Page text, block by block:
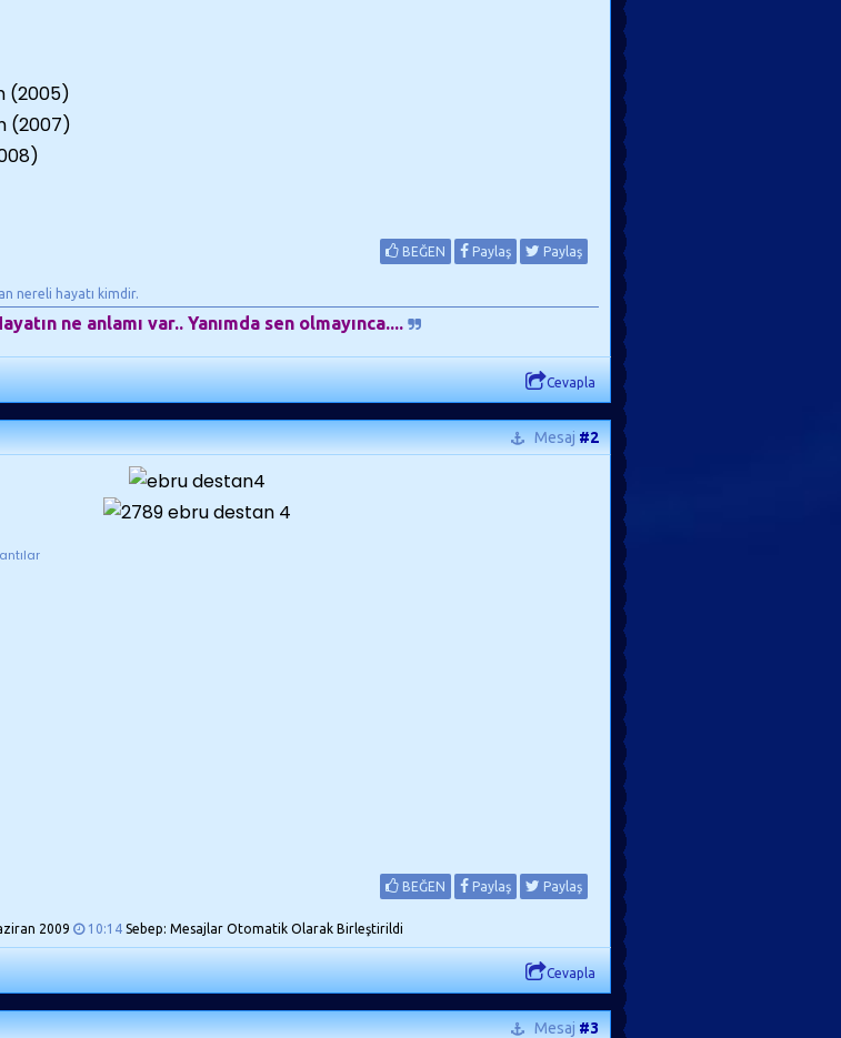
(2005)
(2007)
BEĞEN Paylaş Paylaş
nereli hayatı kimdir.
ne anlamı var.. Yanımda sen olmayınca....
Cevapla
Mesaj#2
BEĞEN Paylaş Paylaş
2009 10:14 Sebep: Mesajlar Otomatik Olarak Birleştirildi
Cevapla
Mesaj#3